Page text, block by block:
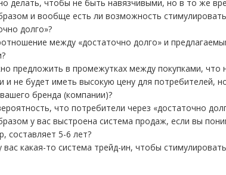
делать, чтобы не быть навязчивыми, но в то же
и вообще есть ли возможность
долго»?
между «достаточно долго» и
предложить в промежутках между покупками, что
и не будет иметь высокую цену для потребителей,
бренда (компании)?
что потребители через «достаточно
у вас выстроена система продаж, если вы
составляет 5-6 лет?
вас какая-то система трейд-ин, чтобы